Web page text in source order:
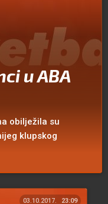
u ABA
obilježila su
klupskog
03.10.2017. 23:09